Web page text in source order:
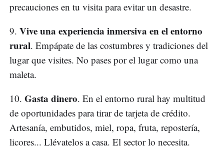
precauciones en tu visita para evitar un desastre.
9. Vive una experiencia inmersiva en el entorno
rural. Empápate de las costumbres y tradiciones del
lugar que visites. No pases por el lugar como una
maleta.
10. Gasta dinero. En el entorno rural hay multitud
de oportunidades para tirar de tarjeta de crédito.
Artesanía, embutidos, miel, ropa, fruta, repostería,
licores... Llévatelos a casa. El sector lo necesita.